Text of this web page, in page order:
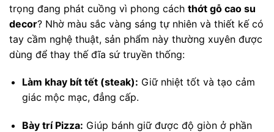
trọng đang phát cuồng vì phong cách thớt gỗ cao su
decor? Nhờ màu sắc vàng sáng tự nhiên và thiết kế có
tay cầm nghệ thuật, sản phẩm này thường xuyên được
dùng để thay thế đĩa sứ truyền thống:
Làm khay bít tết (steak): Giữ nhiệt tốt và tạo cảm
giác mộc mạc, đẳng cấp.
Bày trí Pizza: Giúp bánh giữ được độ giòn ở phần